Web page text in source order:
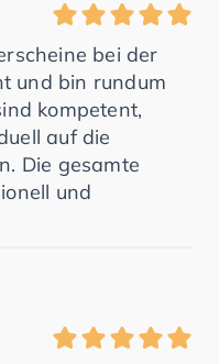
bei der
und bin rundum
kompetent,
auf die
Die gesamte
und